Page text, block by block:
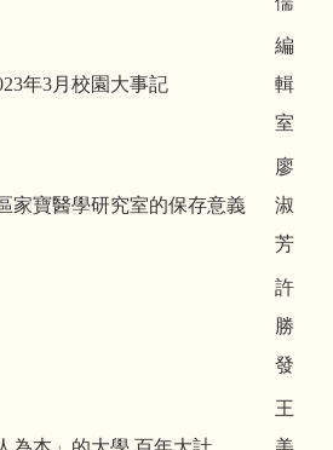
年3月校園大事記
編
輯
室
家寶醫學研究室的保存意義
廖
淑
芳
許
勝
發
王